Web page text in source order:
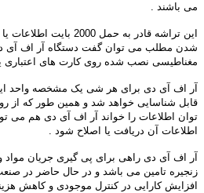
می باشند .
این تراشه قادر به حمل
شدن مطلب می توان گفت دستگاه آر اف آی دی
مغناطیسی نصب شده روی کارت های اعتباری
آر اف آی دی برای هر شی یک مشخصه واحد
قابل شناسایی خواهد شد و همین طور که از
توان اطلاعات را خواند آر اف آی دی هم می
اطلاعات آن دریافت یا اصلاح شود .
آر اف آی دی راهی برای پی گیری جریان مواد و
زنجیره تامین می باشد و در حال حاضر در
افزایش کارایی در کنترل موجودی و کاهش